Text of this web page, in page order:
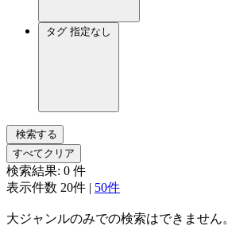
タグ 指定なし
検索する
すべてクリア
検索結果: 0 件
表示件数 20件 | 50件
大ジャンルのみでの検索はできません